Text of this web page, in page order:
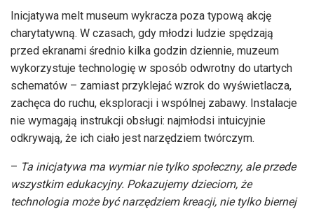
Inicjatywa melt museum wykracza poza typową akcję
charytatywną. W czasach, gdy młodzi ludzie spędzają
przed ekranami średnio kilka godzin dziennie, muzeum
wykorzystuje technologię w sposób odwrotny do utartych
schematów – zamiast przyklejać wzrok do wyświetlacza,
zachęca do ruchu, eksploracji i wspólnej zabawy. Instalacje
nie wymagają instrukcji obsługi: najmłodsi intuicyjnie
odkrywają, że ich ciało jest narzędziem twórczym.
– Ta inicjatywa ma wymiar nie tylko społeczny, ale przede
wszystkim edukacyjny. Pokazujemy dzieciom, że
technologia może być narzędziem kreacji, nie tylko biernej